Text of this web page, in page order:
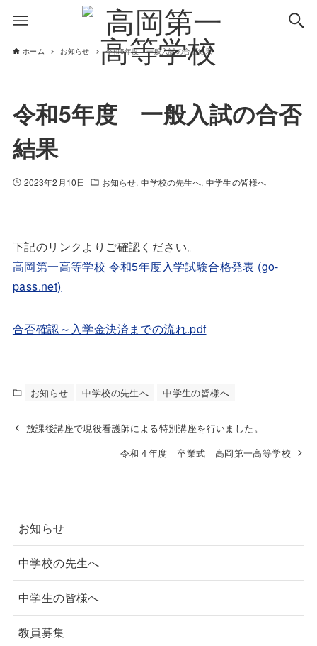
ホーム お知らせ 令和5年度 一般入試の合否結果
令和5年度 一般入試の合否
結果
2023年2月10日 お知らせ 中学校の先生へ 中学生の皆様へ
下記のリンクよりご確認ください。
高岡第一高等学校 令和5年度入学試験合格発表 (go-
pass.net)
合否確認～入学金決済までの流れ.pdf
お知らせ 中学校の先生へ 中学生の皆様へ
放課後講座で現役看護師による特別講座を行いました。
令和４年度 卒業式 高岡第一高等学校
お知らせ
中学校の先生へ
中学生の皆様へ
教員募集